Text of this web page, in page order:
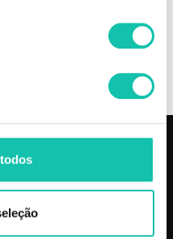
COSMÉTICA CLICK
Sobre nós
Termos e condições